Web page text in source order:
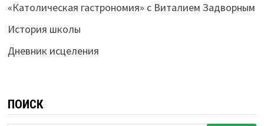
«Католическая гастрономия» с Виталием Задворным
История школы
Дневник исцеления
ПОИСК